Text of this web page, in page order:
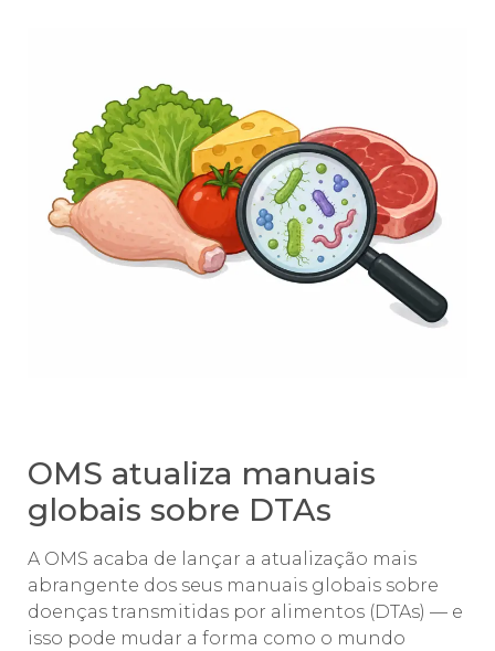
OMS atualiza manuais
globais sobre DTAs
A OMS acaba de lançar a atualização mais
abrangente dos seus manuais globais sobre
doenças transmitidas por alimentos (DTAs) — e
isso pode mudar a forma como o mundo